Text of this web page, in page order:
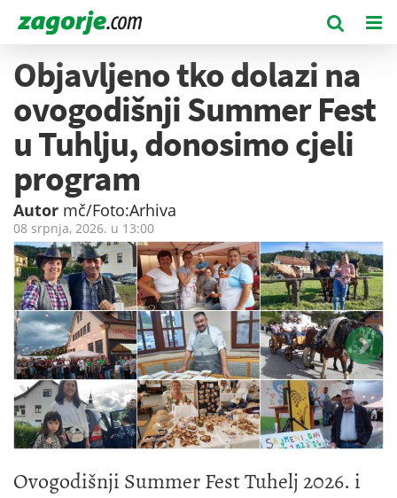
Objavljeno tko dolazi na
ovogodišnji Summer Fest
u Tuhlju, donosimo cjeli
program
Autor mč/Foto:Arhiva
08 srpnja, 2026. u 13:00
Ovogodišnji Summer Fest Tuhelj 2026. i